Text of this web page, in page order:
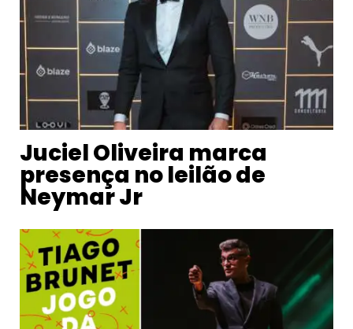
Juciel Oliveira marca
presença no leilão de
Neymar Jr